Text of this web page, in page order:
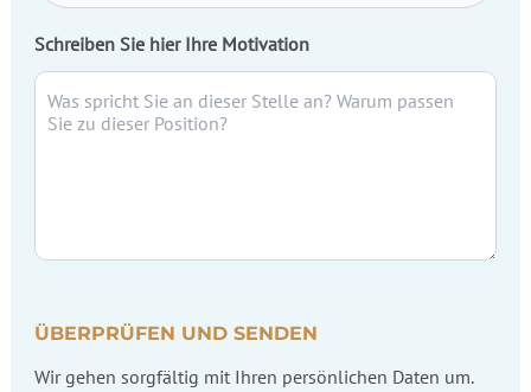
Schreiben Sie hier Ihre Motivation
ÜBERPRÜFEN UND SENDEN
Wir gehen sorgfältig mit Ihren persönlichen Daten um.